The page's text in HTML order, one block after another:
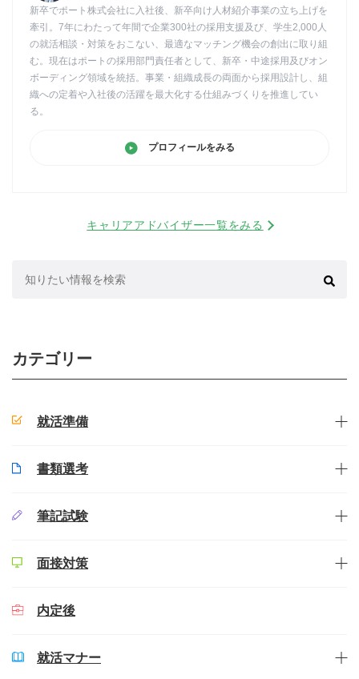
新卒でポート株式会社に入社後、新卒向け人材紹介事業の立ち上げを
牽引。7年にわたって年間で企業300社の採用支援及び、学生2,000人
の就活相談・対策をおこない、最適なマッチング機会の創出に取り組
む。現在はポートの採用部門責任者として、新卒・中途採用及びオン
ボーディング領域を統括。事業・組織成長の両面から採用設計し、組
織への定着や入社後の活躍を最大化する仕組みづくりを推進してい
る。
プロフィールをみる
キャリアアドバイザー一覧をみる
カテゴリー
就活準備
書類選考
筆記試験
面接対策
内定後
就活マナー